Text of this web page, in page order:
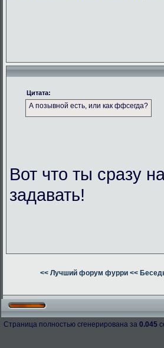
Цитата:
А позывной есть, или как ффсегда?
Вот что ты сразу
задавать!
<< Лучший форум фурри <<
Страница полностью сгенерирована за 0.045